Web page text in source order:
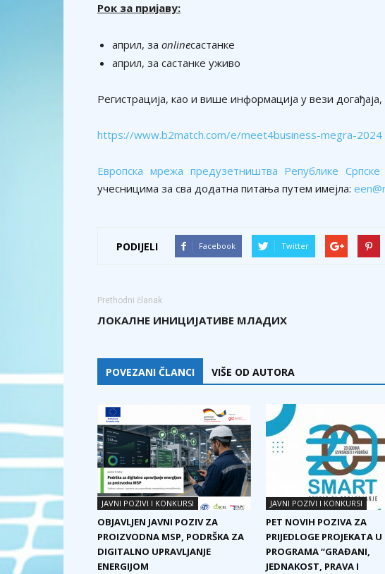
Рок за пријаву:
април, за onlineсастанке
април, за састанке уживо
Регистрација, као и више информација у вези
https://www.b2match.com/e/meet4business-megra-2024
Европска мрежа предузетништва Републике Српске
учесницима за сва додатна питања путем имејла:
PODIJELI Facebook Twitter
Prethodni članak
ЛОКАЛНЕ ИНИЦИЈАТИВЕ МЛАДИХ
POVEZANI ČLANCI VIŠE OD AUTORA
JAVNI POZIVI I KONKURSI
OBJAVLJEN JAVNI POZIV ZA
PROIZVODNA MSP, PODRŠKA ZA
DIGITALNO UPRAVLJANJE
ENERGIJOM
JAVNI POZIVI I KONKURSI
PET NOVIH POZIVA ZA
PRIJEDLOGE PROJEKATA
PROGRAMA “GRAĐANI,
JEDNAKOST, PRAVA I